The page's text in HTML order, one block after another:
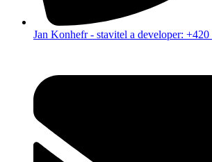
Jan Konhefr - stavitel a developer: